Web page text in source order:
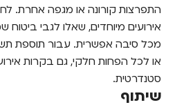
התפרצות קורונה או מגפה אחרת.
אירועים מיוחדים, שאלו לגבי
מכל סיבה אפשרית. עבור תוספת
או לכל הפחות חלקי, גם בקרות
סטנדרטית.
שיתוף